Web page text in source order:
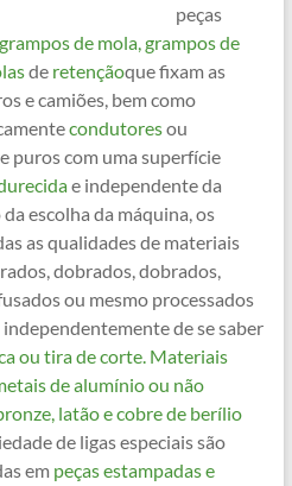
peças
grampos de mola, grampos de
de retençãoque fixam as
e camiões, bem como
condutoresou
puros com uma superfície
e independente da
escolha da máquina, os
as qualidades de materiais
dobrados, dobrados,
ou mesmo processados
de se saber
ou tira de corte. Materiais
de alumínio ou não
latão e cobre de berílio
de ligas especiais são
em peças estampadas e